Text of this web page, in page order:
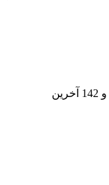
و 142 آخرين